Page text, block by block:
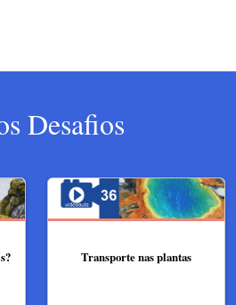
Desafios
Transporte nas plantas